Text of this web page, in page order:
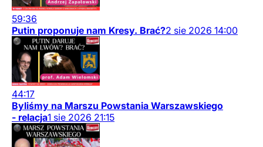
59:36
Putin proponuje nam Kresy. Brać?2 sie 2026 14:00
44:17
Byliśmy na Marszu Powstania Warszawskiego
- relacja1 sie 2026 21:15